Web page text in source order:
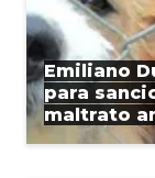
Emiliano
para
maltrato